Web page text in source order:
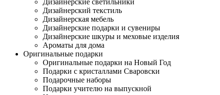
Дизайнерские светильники
Дизайнерский текстиль
Дизайнерская мебель
Дизайнерские подарки и сувениры
Дизайнерские шкуры и меховые изделия
Ароматы для дома
Оригинальные подарки
Оригинальные подарки на Новый Год
Подарки с кристаллами Сваровски
Подарочные наборы
Подарки учителю на выпускной